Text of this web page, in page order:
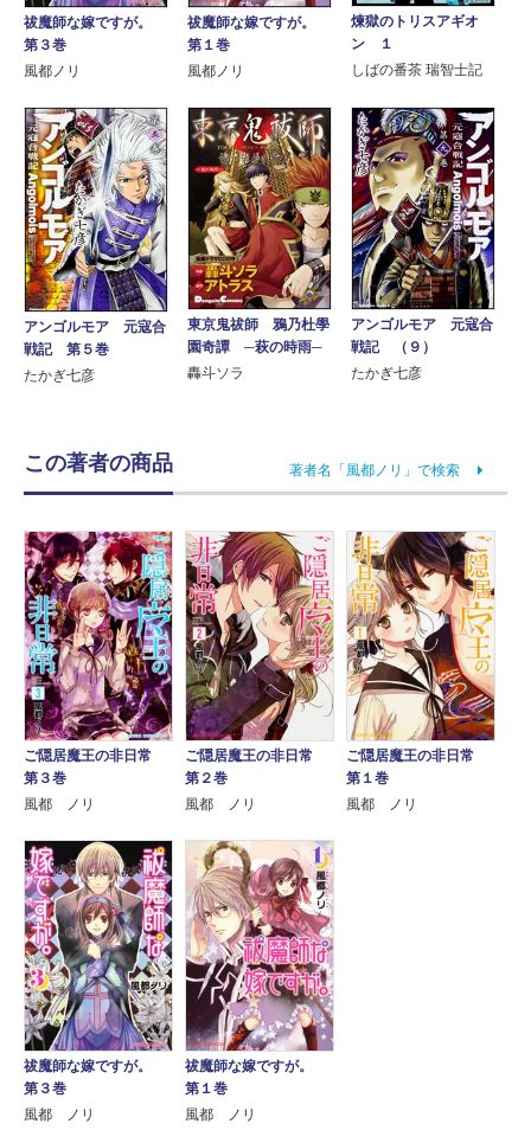
祓魔師な嫁ですが。
第３巻
風都ノリ
祓魔師な嫁ですが。
第１巻
風都ノリ
煉獄のトリスアギオ
ン １
しばの番茶 瑞智士記
アンゴルモア 元寇合
戦記 第５巻
たかぎ七彦
東京鬼祓師 鴉乃杜學
園奇譚 ─萩の時雨─
轟斗ソラ
アンゴルモア 元寇合
戦記 （９）
たかぎ七彦
この著者の商品 著者名「風都ノリ」で検索
ご隠居魔王の非日常
第３巻
風都 ノリ
ご隠居魔王の非日常
第２巻
風都 ノリ
ご隠居魔王の非日常
第１巻
風都 ノリ
祓魔師な嫁ですが。
第３巻
風都 ノリ
祓魔師な嫁ですが。
第１巻
風都 ノリ